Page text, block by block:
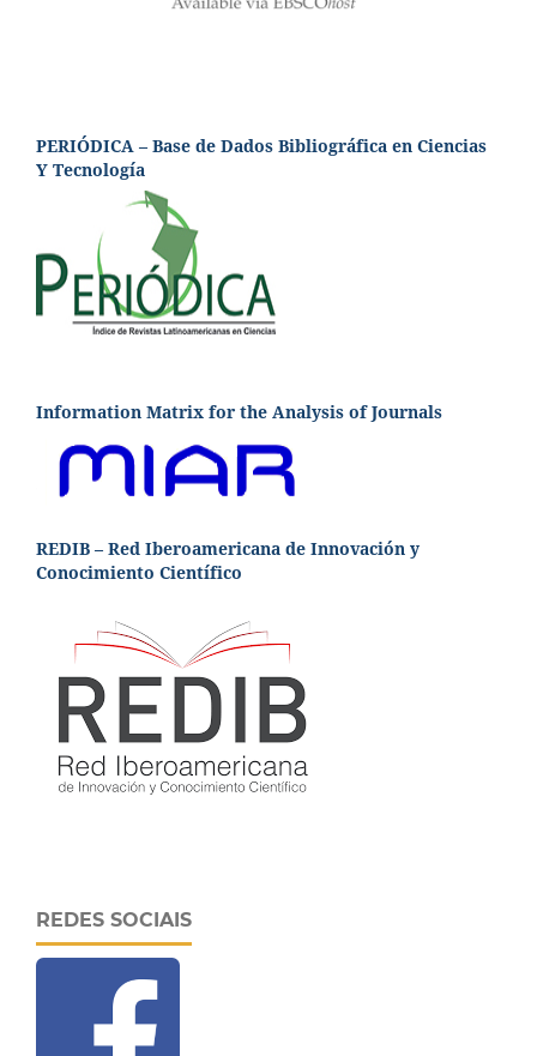
PERIÓDICA – Base de Dados Bibliográfica en Ciencias
Y Tecnología
Information Matrix for the Analysis of Journals
REDIB – Red Iberoamericana de Innovación y
Conocimiento Científico
REDES SOCIAIS